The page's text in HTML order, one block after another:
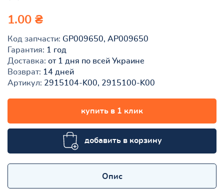
1.00 ₴
Код запчасти: GP009650, AP009650
Гарантия: 1 год
Доставка: от 1 дня по всей Украине
Возврат: 14 дней
Артикул: 2915104-K00, 2915100-K00
купить в 1 клик
добавить в корзину
Опис